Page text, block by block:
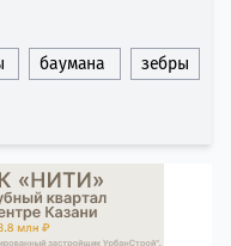
баумана зебры